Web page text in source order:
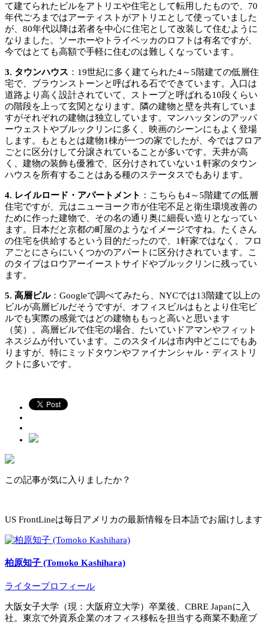
て建てられたビルをアトリエや住宅として転用したもので、70
年代ごろまではアーティストがアトリエとして使っていました
が、80年代以降は若者を中心に住宅として改装して住むように
なりました。ソーホーやトライベッカのロフトは有名ですが、
今ではとても高額で手軽に住むのは難しくなっています。
3. タウンハウス ：19世紀に多く建てられた4～5階建ての低層住
宅で、ブラウンストーンと呼ばれる石でできています。入口は
道路より高く設計されていて、ストープと呼ばれる10段くらい
の階段を上って玄関となります。隣の建物と壁を共有していま
すがそれぞれの建物は独立しています。マンハッタンのアッパ
ーウェストやブルックリンに多く、映画のシーンにもよく登場
します。もともとは建物1棟が一つの家でしたが、今ではフロア
ごとに区分けして分譲されていることが多いです。天井が高
く、建物の装飾も優雅で、区分けされていない１軒家のタウン
ハウスを所有することはある種のステータスでもあります。
4. レイルロード・アパートメント ：こちらも4～5階建ての低層
住宅ですが、元はニューヨーク市が住宅不足と衛生環境改善の
ために作った建物で、その名の通り奥に細長い造りとなってい
ます。日本だと京都の町屋のようなイメージですね。たくさん
の住宅を供給するという目的だったので、1軒家ではなく、フロ
アごとにさらにいくつかのアパートに区分けされています。こ
のタイプはロウアーイーストサイドやブルックリンに残ってい
ます。
5. 高層ビル：Googleで調べてみたら、NYCでは13階建て以上の
ビルが高層ビルだそうですが、オフィスビルはもとより住宅ビ
ルでも実際の感覚ではどの建物ももっと高いと思います
（笑）。高層ビルで住宅の場合、たいていドアマンやフィット
ネスジムが付いています。このスタイルは市内中どこにでもあ
りますが、特にミッドタウンやファイナンシャル・ディストリ
クトに多いです。
この記事が気に入りましたか？
US FrontLineは毎日アメリカの最新情報を日本語でお届けします
柏原知子 (Tomoko Kashihara)
ライタープロフィール
大阪女子大学（現：大阪府立大学）卒業後、CBRE Japanに入
社。東京で外資系企業のオフィス移転を担当する商業不動産ブ